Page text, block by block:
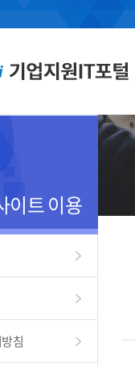
이트 이용
침